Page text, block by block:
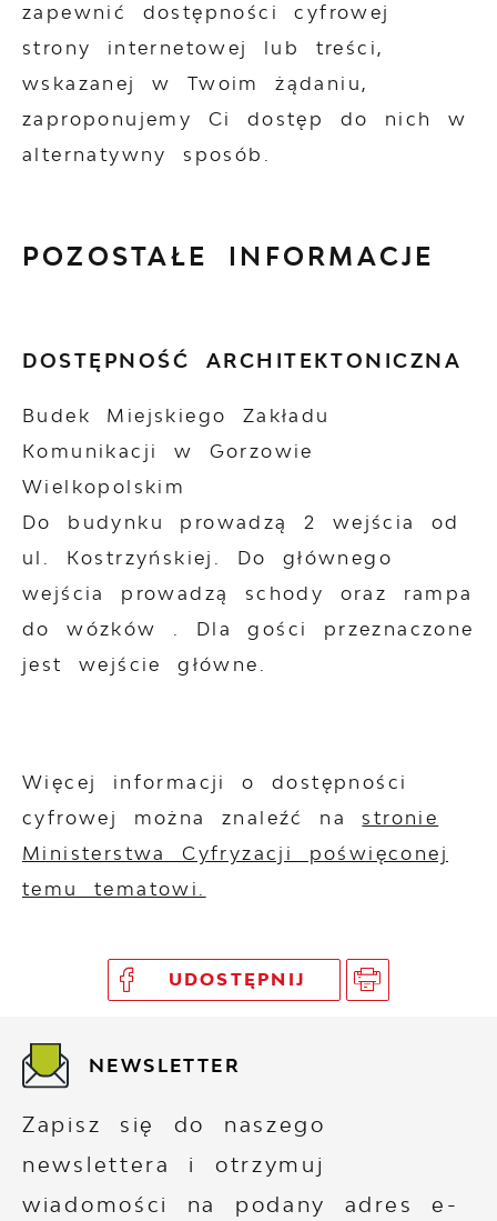
zapewnić dostępności cyfrowej
strony internetowej lub treści,
wskazanej w Twoim żądaniu,
zaproponujemy Ci dostęp do nich w
alternatywny sposób.
POZOSTAŁE INFORMACJE
DOSTĘPNOŚĆ ARCHITEKTONICZNA
Budek Miejskiego Zakładu
Komunikacji w Gorzowie
Wielkopolskim
Do budynku prowadzą 2 wejścia od
ul. Kostrzyńskiej. Do głównego
wejścia prowadzą schody oraz rampa
do wózków . Dla gości przeznaczone
jest wejście główne.
Więcej informacji o dostępności
cyfrowej można znaleźć nastronie
Ministerstwa Cyfryzacji poświęconej
temu tematowi.
UDOSTĘPNIJ
NEWSLETTER
Zapisz się do naszego
newslettera i otrzymuj
wiadomości na podany adres e-